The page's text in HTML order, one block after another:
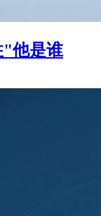
"他是谁